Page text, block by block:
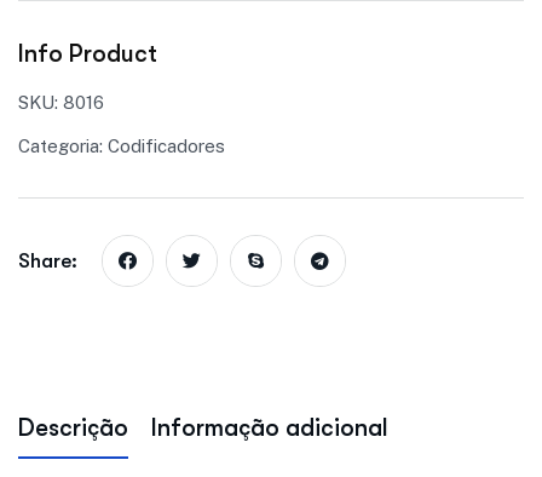
Info Product
SKU: 8016
Categoria: Codificadores
Share:
Descrição Informação adicional